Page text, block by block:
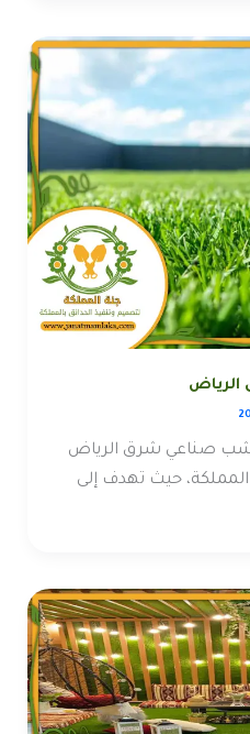
صناعي شرق الرياض
حيث تهدف إلى